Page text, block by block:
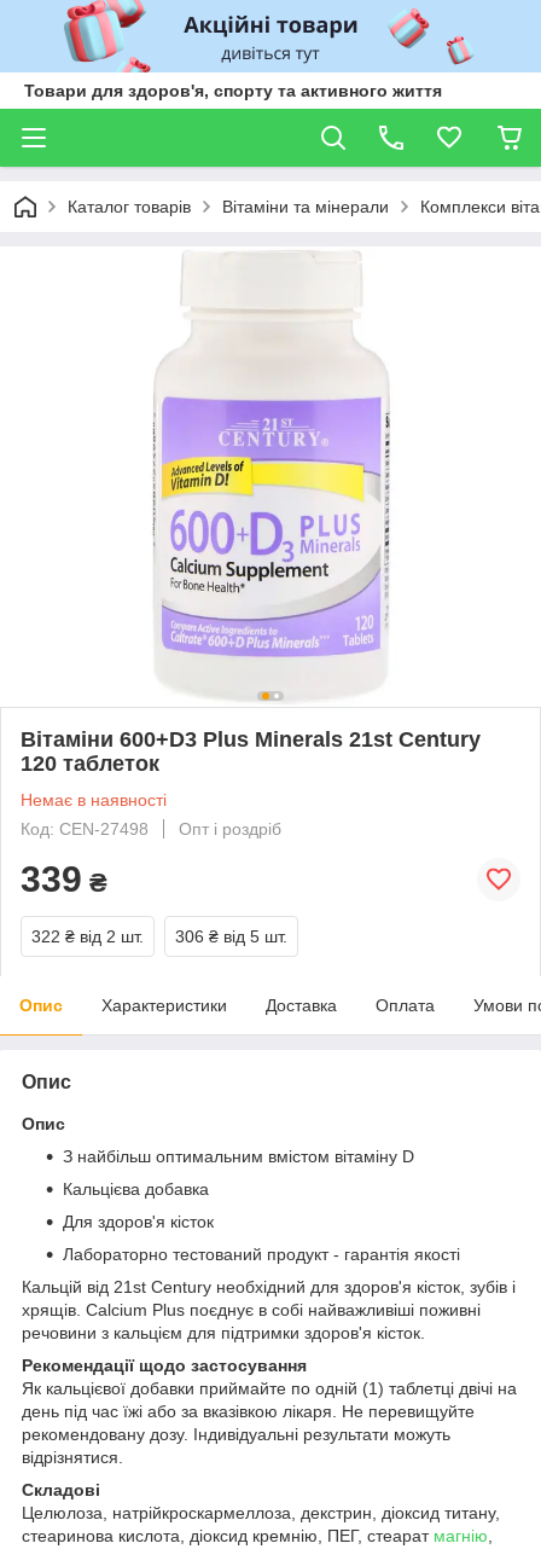
Товари для здоров'я, спорту та активного життя
Каталог товарів Вітаміни та мінерали Комплекси
Вітаміни 600+D3 Plus Minerals 21st Century
120 таблеток
Немає в наявності
Код: CEN-27498
Опт і роздріб
339 ₴
322 ₴ від 2 шт. 306 ₴ від 5 шт.
Опис Характеристики Доставка Оплата Умови
Опис
Опис
З найбільш оптимальним вмістом вітаміну D
Кальцієва добавка
Для здоров'я кісток
Лабораторно тестований продукт - гарантія якості
Кальцій від 21st Century необхідний для здоров'я кісток, зубів і
хрящів. Calcium Plus поєднує в собі найважливіші поживні
речовини з кальцієм для підтримки здоров'я кісток.
Рекомендації щодо застосування
Як кальцієвої добавки приймайте по одній (1) таблетці двічі на
день під час їжі або за вказівкою лікаря. Не перевищуйте
рекомендовану дозу. Індивідуальні результати можуть
відрізнятися.
Складові
Целюлоза, натрійкроскармеллоза, декстрин, діоксид титану,
стеаринова кислота, діоксид кремнію, ПЕГ, стеарат магнію